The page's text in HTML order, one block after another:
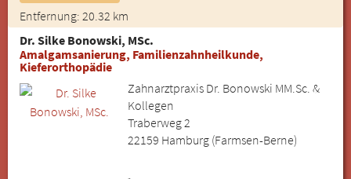
Entfernung: 20.32 km
Dr. Silke Bonowski, MSc.
Amalgamsanierung, Familienzahnheilkunde,
Kieferorthopädie
Zahnarztpraxis Dr. Bonowski MM.Sc. &
Kollegen
Traberweg 2
22159 Hamburg (Farmsen-Berne)